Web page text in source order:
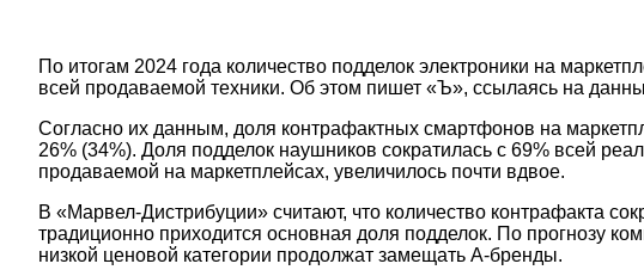
По итогам 2024 года количество подделок электроники на
всей продаваемой техники. Об этом пишет «Ъ», ссылаясь на
Согласно их данным, доля контрафактных смартфонов на
26% (34%). Доля подделок наушников сократилась с 69% всей
продаваемой на маркетплейсах, увеличилось почти вдвое.
В «Марвел-Дистрибуции» считают, что количество контрафакта
традиционно приходится основная доля подделок. По прогнозу
низкой ценовой категории продолжат замещать А-бренды.